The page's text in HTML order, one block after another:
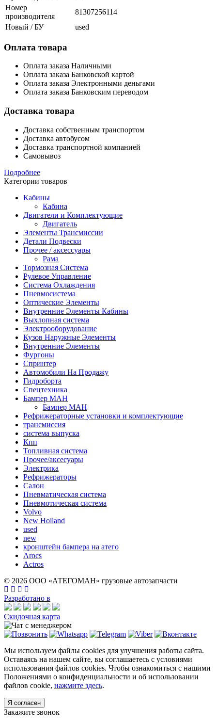
Номер
производителя
81307256114
Новый / БУ
used
Оплата товара
Оплата заказа Наличными
Оплата заказа Банковской картой
Оплата заказа Электронными деньгами
Оплата заказа Банковским переводом
Доставка товара
Доставка собственным транспортом
Доставка автобусом
Доставка транспортной компанией
Самовывоз
Подробнее
Категории товаров
Кабины
Кабина
Двигатели и Комплектующие
Двигатель
Элементы Трансмиссии
Детали Подвески
Прочее / аксессуары
Рама
Тормозная Система
Рулевое Управление
Система Охлаждения
Пневмосистема
Оптические Элементы
Внутренние Элементы Кабины
Выхлопная система
Электрооборудование
Кузов Наружные Элементы
Внутренние Элементы
Фургоны
Спринтер
Автомобили На Продажу
Гидроборта
Спецтехника
Бампер МАН
Бампер МАН
Рефрижераторные установки и комплектующие
трансмиссия
система выпуска
Кпп
Топливная система
Прочее/аксесуары
Электрика
Рефрижераторы
Салон
Пневматическая система
Пневмотическая система
Volvo
New Holland
used
new
кронштейн бампера на атего
Arocs
Actros
© 2026 ООО «АТЕГОМАН» грузовые автозапчасти
Разработано в
Скидочная карта
Мы используем файлы cookies для улучшения работы сайта.
Оставаясь на нашем сайте, вы соглашаетесь с условиями
использования файлов cookies. Чтобы ознакомиться с нашими
Положениями о конфиденциальности и об использовании
файлов cookie, нажмите здесь.
Я согласен
Закажите звонок